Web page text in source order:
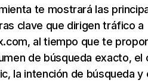
te mostrará las
clave que dirigen tráfico a
al tiempo que te
de búsqueda exacto, el
la intención de búsqueda y